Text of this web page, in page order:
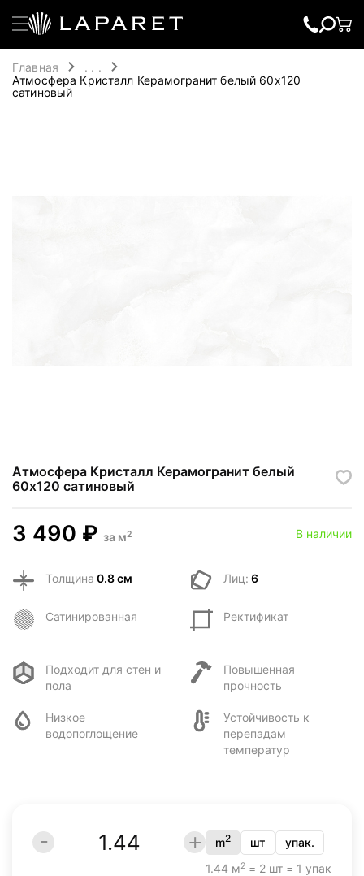
Главная
. . .
Атмосфера Кристалл Керамогранит белый 60х120
сатиновый
Атмосфера Кристалл Керамогранит белый
60х120 сатиновый
3 490 ₽ за м2 В наличии
Толщина 0.8 см Лиц: 6
Сатинированная Ректификат
Подходит для стен и
пола
Повышенная
прочность
Низкое
водопоглощение
Устойчивость к
перепадам
температур
m2 шт
упак.
1.44 м2 = 2 шт = 1 упак